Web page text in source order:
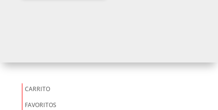
CARRITO
FAVORITOS